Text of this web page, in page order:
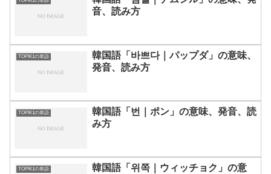
音、読み方
TOPIK1の単語
韓国語「바쁘다｜パップダ」の意味、
発音、読み方
TOPIK1の単語
韓国語「번｜ポン」の意味、発音、読
み方
TOPIK1の単語
韓国語「위쪽｜ウィッチョク」の意